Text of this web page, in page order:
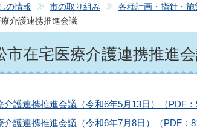
の情報 市の取り組み 各種計画・指針・施
介護連携推進会議
市在宅医療介護連携推進
護連携推進会議（令和6年5月13日）（PDF：
護連携推進会議（令和6年7月8日）（PDF：